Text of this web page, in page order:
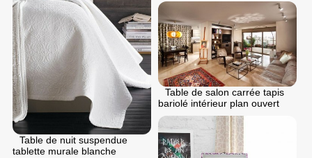
Table de nuit suspendue
tablette murale blanche
Table de salon carrée tapis
bariolé intérieur plan ouvert